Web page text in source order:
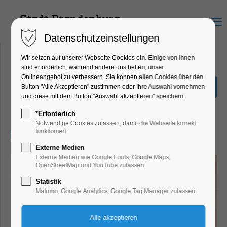
Menu
Gemeinsames Backen
Ferienkalender, Kinder, Jugend, Mitmach-
Aktion
07.04.2024, 15:00–17:00
Datenschutzeinstellungen
Wir setzen auf unserer Webseite Cookies ein. Einige von ihnen
sind erforderlich, während andere uns helfen, unser
Onlineangebot zu verbessern. Sie können allen Cookies über den
Button "Alle Akzeptieren" zustimmen oder Ihre Auswahl vornehmen
und diese mit dem Button "Auswahl akzeptieren" speichern.
*Erforderlich
Notwendige Cookies zulassen, damit die Webseite korrekt
funktioniert.
Externe Medien
Externe Medien wie Google Fonts, Google Maps,
OpenStreetMap und YouTube zulassen.
Statistik
Matomo, Google Analytics, Google Tag Manager zulassen.